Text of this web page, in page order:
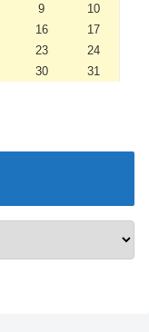
9
10
16
17
23
24
30 31